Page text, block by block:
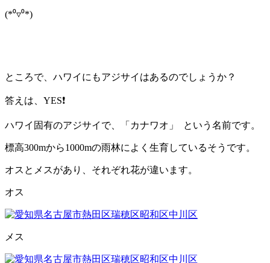
(*⁰▿⁰*)
ところで、ハワイにもアジサイはあるのでしょうか？
答えは、YES❗
ハワイ固有のアジサイで、「カナワオ」 という名前です。
標高300mから1000mの雨林によく生育しているそうです。
オスとメスがあり、それぞれ花が違います。
オス
メス